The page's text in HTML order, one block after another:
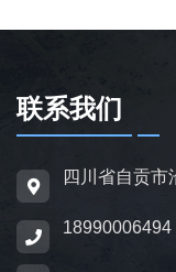
龙、翼龙等
场景摆放。
为适配亲子
防滑车轮、限
联系我们
四川省自贡市
18990006494